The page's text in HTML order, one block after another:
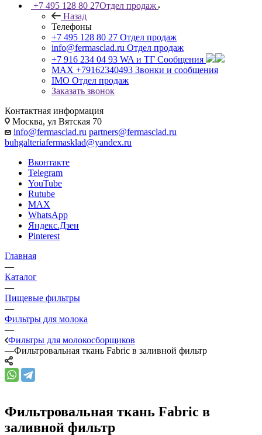
+7 495 128 80 27Отдел продаж
Назад
Телефоны
+7 495 128 80 27 Отдел продаж
info@fermasclad.ru Отдел продаж
+7 916 234 04 93 WA и ТГ Сообщения
MAX +79162340493 Звонки и сообщения
IMO Отдел продаж
Заказать звонок
Контактная информация
Москва, ул Вятская 70
info@fermasclad.ru partners@fermasclad.ru
buhgalteriafermasklad@yandex.ru
Вконтакте
Telegram
YouTube
Rutube
MAX
WhatsApp
Яндекс.Дзен
Pinterest
Главная
—
Каталог
—
Пищевые фильтры
—
Фильтры для молока
—
Фильтры для молокосборщиков
—Фильтровальная ткань Fabric в заливной фильтр
Фильтровальная ткань Fabric в
заливной фильтр